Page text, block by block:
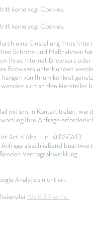
keine sog. Cookies.
keine sog. Cookies.
eine Einstellung Ihres
Schritte und Maßnahmen
Ihres Internet-Browsers
Browsers unterbunden
von Ihrem konkret
sich an den Hersteller
mit uns in Kontakt treten,
Ihre Anfrage
Art. 6 Abs. 1 lit. b) DSGVO.
abschließend
Vertragsabwicklung.
Analytics nicht ein.
Weiß & Partner